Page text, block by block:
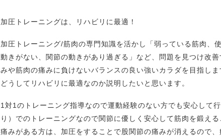
加圧トレーニングは、リハビリに最適！
加圧トレーニング/筋肉の専門知識を活かし「弱っている筋肉、
動きがない、関節の動きがあり過ぎる」など、問題を見つけ改
みや筋肉の痛みに負けないバランスの良い強いカラダを目指し
どうしてリハビリに最適なのか説明したいと思います。
1対1のトレーニング指導なので運動経験のない方でも安心して
り）でのトレーニングなので関節に優しく安心して筋肉を鍛え
痛みがある方は、加圧をすることで股関節の痛みが消えるので